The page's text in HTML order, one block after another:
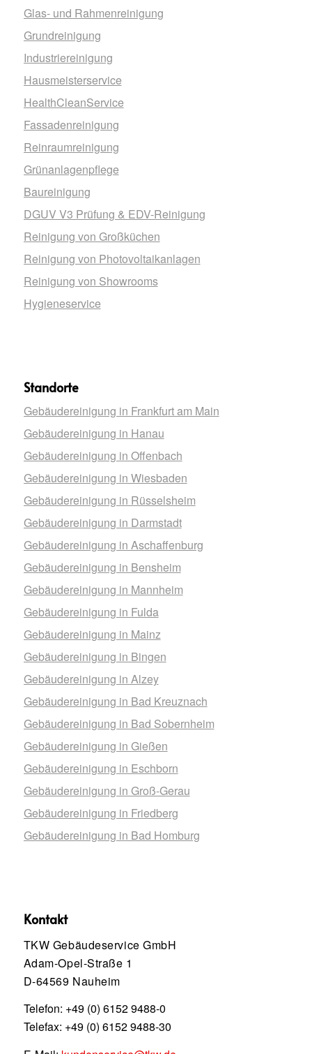
Glas- und Rahmenreinigung
Grundreinigung
Industriereinigung
Hausmeisterservice
HealthCleanService
Fassadenreinigung
Reinraumreinigung
Grünanlagenpflege
Baureinigung
DGUV V3 Prüfung & EDV-Reinigung
Reinigung von Großküchen
Reinigung von Photovoltaikanlagen
Reinigung von Showrooms
Hygieneservice
Standorte
Gebäudereinigung in Frankfurt am Main
Gebäudereinigung in Hanau
Gebäudereinigung in Offenbach
Gebäudereinigung in Wiesbaden
Gebäudereinigung in Rüsselsheim
Gebäudereinigung in Darmstadt
Gebäudereinigung in Aschaffenburg
Gebäudereinigung in Bensheim
Gebäudereinigung in Mannheim
Gebäudereinigung in Fulda
Gebäudereinigung in Mainz
Gebäudereinigung in Bingen
Gebäudereinigung in Alzey
Gebäudereinigung in Bad Kreuznach
Gebäudereinigung in Bad Sobernheim
Gebäudereinigung in Gießen
Gebäudereinigung in Eschborn
Gebäudereinigung in Groß-Gerau
Gebäudereinigung in Friedberg
Gebäudereinigung in Bad Homburg
Kontakt
TKW Gebäudeservice GmbH
Adam-Opel-Straße 1
D-64569 Nauheim
Telefon: +49 (0) 6152 9488-0
Telefax: +49 (0) 6152 9488-30